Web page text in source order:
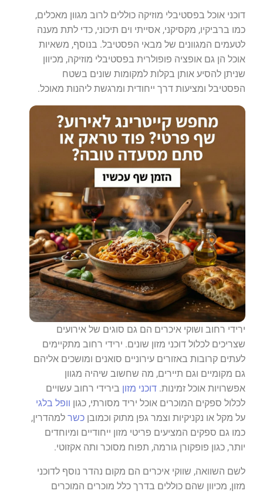
דוכני אוכל בפסטיבלי מוזיקה כוללים לרוב מגוון מאכלים,
כמו ברביקיו, מקסיקני, אסייתי וים תיכוני, כדי לתת מענה
לטעמים המגוונים של מבאי הפסטיבל. בנוסף, משאיות
אוכל הן גם אופציה פופולרית בפסטיבלי מוזיקה, מכיוון
שניתן להסיע אותן בקלות למקומות שונים בשטח
הפסטיבל ומציעות דרך ייחודית ומרגשת ליהנות מאוכל.
ירידי רחוב ושוקי איכרים הם גם סוגים של אירועים
שצריכים לכלול דוכני מזון שונים. ירידי רחוב מתקיימים
לעתים קרובות באזורים עירוניים סואנים ומושכים אליהם
גם מקומיים וגם תיירים, מה שחשוב שיהיה מגוון
אפשרויות אוכל זמינות. דוכני מזון בירידי רחוב עשויים
לכלול ספקים המוכרים אוכל יריד מסורתי, כגון וופל בלגי
על מקל או נקניקיות וצמר גפן מתוק וכמובן כשר למהדרין,
כמו גם ספקים המציעים פריטי מזון ייחודיים ומיוחדים
יותר, כגון פופקורן גורמה, תפוח מסוכר ותה אקזוטי.
לשם השוואה, שווקי איכרים הם מקום נהדר נוסף לדוכני
מזון, מכיוון שהם כוללים בדרך כלל מוכרים המוכרים